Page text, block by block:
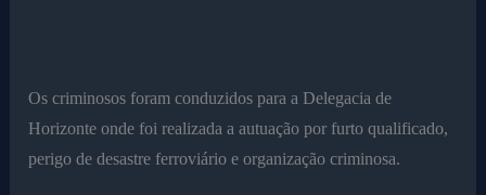
Os criminosos foram conduzidos para a Delegacia de
Horizonte onde foi realizada a autuação por furto qualificado,
perigo de desastre ferroviário e organização criminosa.